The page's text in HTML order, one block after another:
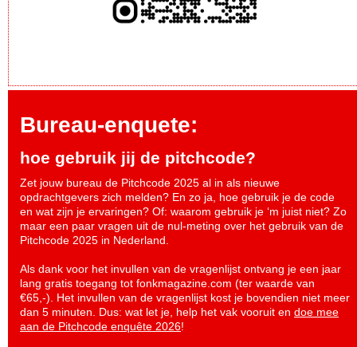
Bureau-enquete:
hoe gebruik jij de pitchcode?
Zet jouw bureau de Pitchcode 2025 al in als nieuwe
opdrachtgevers zich melden? En zo ja, hoe gebruik je de code
en wat zijn je ervaringen? Of: waarom gebruik je ‘m juist niet? Zo
maar een paar vragen uit de nul-meting over het gebruik van de
Pitchcode 2025 in Nederland.
Als dank voor het invullen van de vragenlijst ontvang je een jaar
lang gratis toegang tot fonkmagazine.com (ter waarde van
€65,-). Het invullen van de vragenlijst kost je bovendien niet meer
dan 5 minuten. Dus: wat let je, help het vak vooruit en doe mee
aan de Pitchcode enquête 2026!